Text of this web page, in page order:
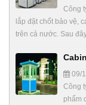
Công
lắp đặt chốt bảo vệ,
trên cả nước. Sau
09/
Công
phẩm